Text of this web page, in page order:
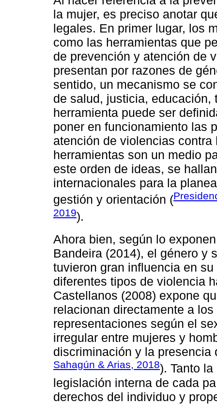
la mujer, es preciso anotar
legales. En primer lugar, los
como las herramientas que
de prevención y atención de
presentan por razones de
sentido, un mecanismo se
de salud, justicia, educación,
herramienta puede ser
poner en funcionamiento las
atención de violencias
herramientas son un medio
este orden de ideas, se
internacionales para la
gestión y orientación (
2019).
Ahora bien, según lo
Bandeira (2014), el género y
tuvieron gran influencia en
diferentes tipos de violencia
Castellanos (2008) expone
relacionan directamente a
representaciones según el
irregular entre mujeres y
discriminación y la
Sahagún & Arias, 2018). Tanto
legislación interna de cada
derechos del individuo y